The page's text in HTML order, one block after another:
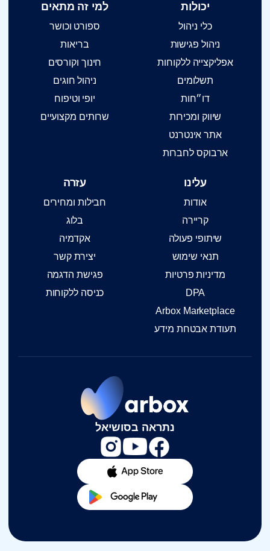
נתראה בסושיאל
יכולות
כלי ניהול
ניהול פגישות
אפליקצייה ללקוחות
תשלומים
דו״חות
שיווק ומכירות
אתר אינטרנט
ארבוקס לחברות
למי זה מתאים
ספורט וכושר
בריאות
חינוך וקורסים
ניהול חוגים
יופי וטיפוח
שרותים מקצועיים
עלינו
אודות
קריירה
שיתופי פעולה
תנאי שימוש
מדיניות פרטיות
DPA
Arbox Marketplace
תעודת אבטחת מידע
עזרה
חבילות ומחירים
בלוג
אקדמיה
יצירת קשר
פגישת הדגמה
כניסה ללקוחות